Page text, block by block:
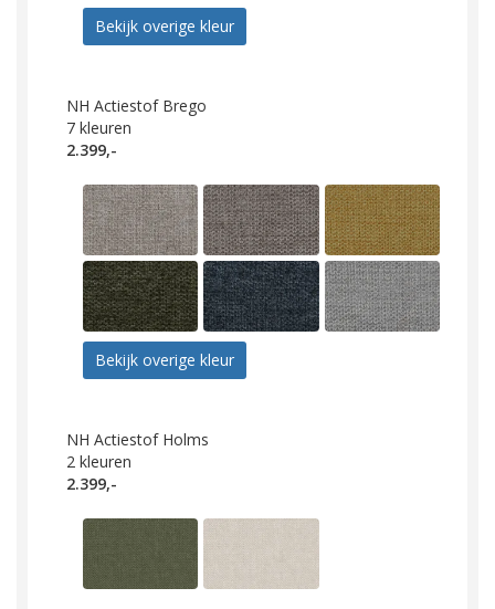
Bekijk overige kleur
NH Actiestof Brego
7 kleuren
2.399,-
Bekijk overige kleur
NH Actiestof Holms
2 kleuren
2.399,-